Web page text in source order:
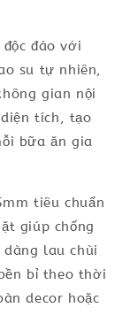
đáo với
su tự nhiên,
gian nội
tích, tạo
bữa ăn gia
tiêu chuẩn
giúp chống
lau chùi
bỉ theo thời
decor hoặc